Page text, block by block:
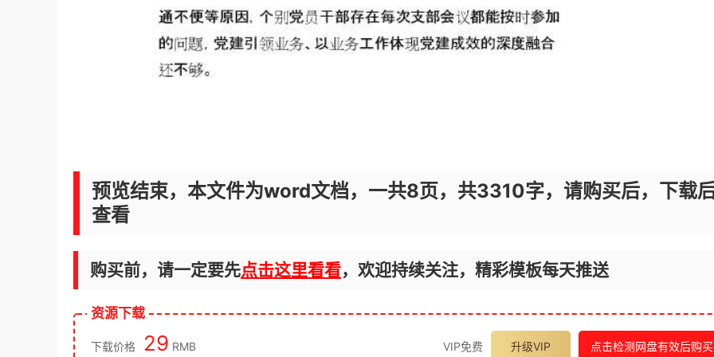
预览结束，本文件为word文档，一共8页，共3310字，请购买后，下载
查看
购买前，请一定要先点击这里看看，欢迎持续关注，精彩模板每天推送
资源下载
下载价格 29 RMB VIP免费 升级VIP 点击检测网盘有效后购买